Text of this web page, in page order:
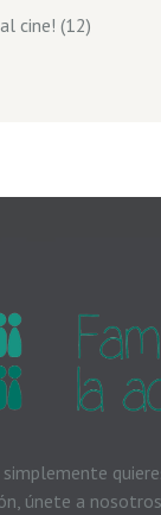
cine! (12)
únete a